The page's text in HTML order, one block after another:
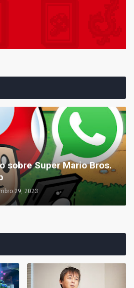
sobre Super Mario Bros.
29, 2023